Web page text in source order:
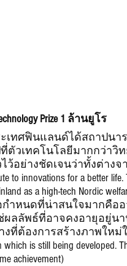
Prize 1 ล้านยูโร
ตัวเทคโนโลยีมากกว่าวิ
อย่างชัดเจนว่าทั้งต่างจ
for a better life.
as a high-tech
กำหนดที่น่าสนใจมากคือ
ผลลัพธ์ที่อาจคงอายุอยู่น
ต้องการสร้างภาพใหม่ให้
is still being developed.
achievement)